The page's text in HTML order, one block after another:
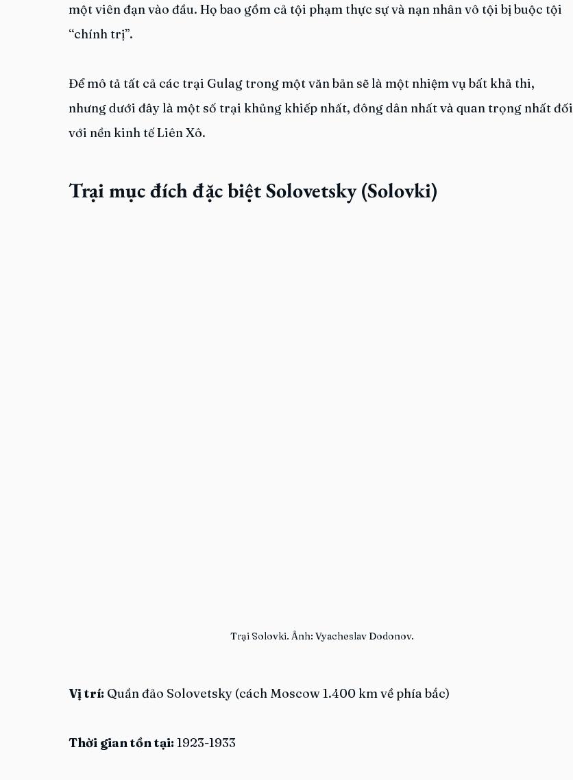
một viên đạn vào đầu. Họ bao gồm cả tội phạm thực sự và nạn nhân vô tội bị buộc tội
“chính trị”.
Để mô tả tất cả các trại Gulag trong một văn bản sẽ là một nhiệm vụ bất khả thi,
nhưng dưới đây là một số trại khủng khiếp nhất, đông dân nhất và quan trọng nhất đối
với nền kinh tế Liên Xô.
Trại mục đích đặc biệt Solovetsky (Solovki)
Trại Solovki. Ảnh: Vyacheslav Dodonov.
Vị trí: Quần đảo Solovetsky (cách Moscow 1.400 km về phía bắc)
Thời gian tồn tại: 1923-1933